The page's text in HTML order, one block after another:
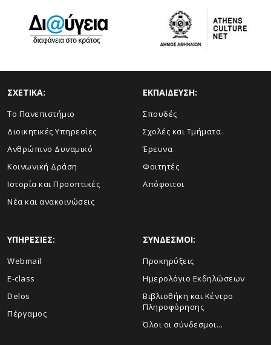
ΣΧΕΤΙΚΑ:
Το Πανεπιστήμιο
Διοικητικές Υπηρεσίες
Ανθρώπινο Δυναμικό
Κοινωνική Δράση
Ιστορία και Προοπτικές
Νέα και ανακοινώσεις
ΕΚΠΑΙΔΕΥΣΗ:
Σπουδές
Σχολές και Τμήματα
Έρευνα
Φοιτητές
Απόφοιτοι
ΥΠΗΡΕΣΙΕΣ:
Webmail
E-class
Delos
Πέργαμος
ΣΥΝΔΕΣΜΟΙ:
Προκηρύξεις
Ημερολόγιο Εκδηλώσεων
Βιβλιοθήκη και Κέντρο
Πληροφόρησης
Όλοι οι σύνδεσμοι...